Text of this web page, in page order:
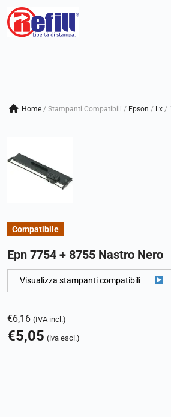
Vai
Home / Stampanti Compatibili / epson / lx /
Compatibile
Epn 7754 + 8755 Nastro Nero
Visualizza stampanti compatibili
€6,16 (IVA incl.)
€5,05 (iva escl.)